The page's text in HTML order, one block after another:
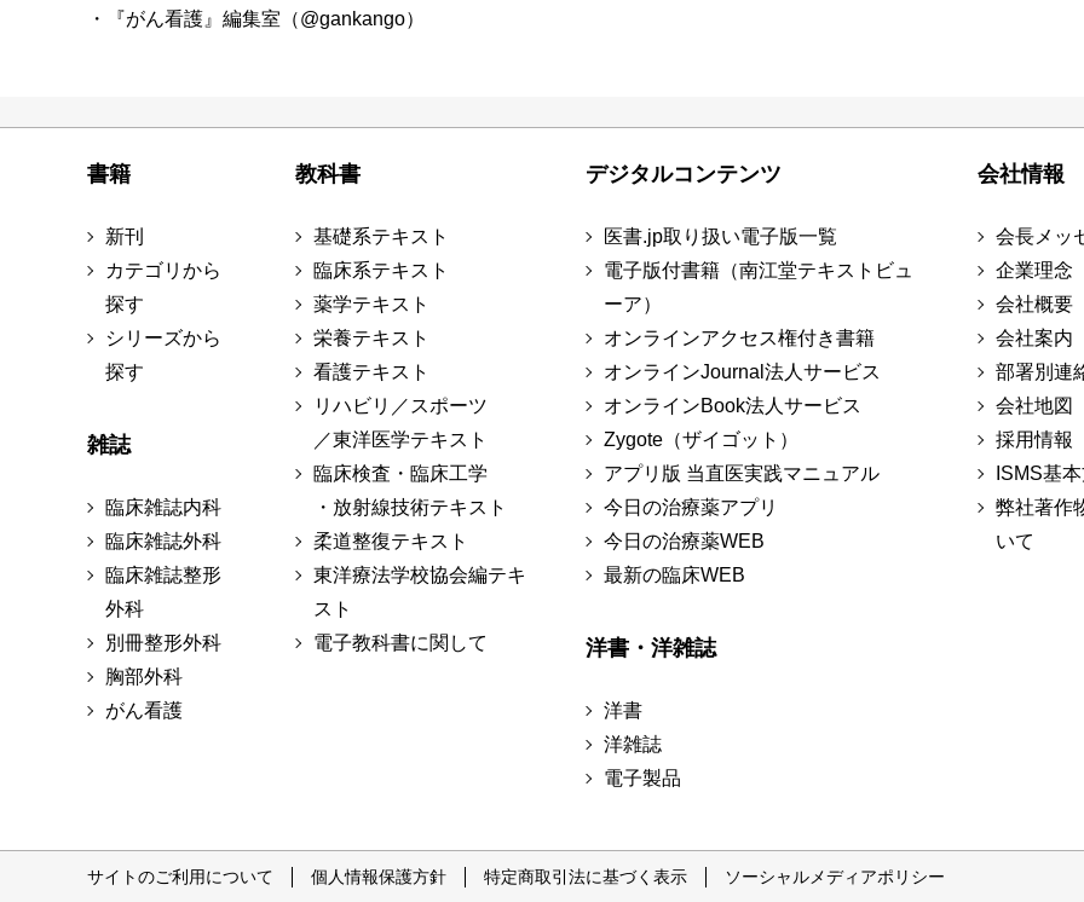
・『がん看護』編集室（@gankango）
書籍
新刊
カテゴリから
探す
シリーズから
探す
雑誌
臨床雑誌内科
臨床雑誌外科
臨床雑誌整形
外科
別冊整形外科
胸部外科
がん看護
教科書
基礎系テキスト
臨床系テキスト
薬学テキスト
栄養テキスト
看護テキスト
リハビリ／スポーツ
／東洋医学テキスト
臨床検査・臨床工学
・放射線技術テキスト
柔道整復テキスト
東洋療法学校協会編テキ
スト
電子教科書に関して
デジタルコンテンツ
医書.jp取り扱い電子版一覧
電子版付書籍（南江堂テキストビュ
ーア）
オンラインアクセス権付き書籍
オンラインJournal法人サービス
オンラインBook法人サービス
Zygote（ザイゴット）
アプリ版 当直医実践マニュアル
今日の治療薬アプリ
今日の治療薬WEB
最新の臨床WEB
洋書・洋雑誌
洋書
洋雑誌
電子製品
会社情報
会長メッ
企業理念
会社概要
会社案内
部署別連
会社地図
採用情報
ISMS基
弊社著作
いて
サイトのご利用について 個人情報保護方針 特定商取引法に基づく表示 ソーシャルメディアポリシー